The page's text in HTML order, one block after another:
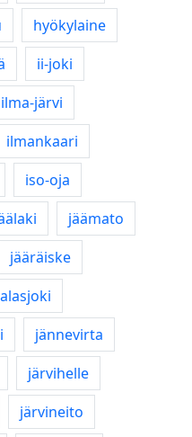
hyökylaine
ii-joki
ilma-järvi
ilmankaari
iso-oja
jäämato
jääräiske
jännevirta
järvihelle
järvineito